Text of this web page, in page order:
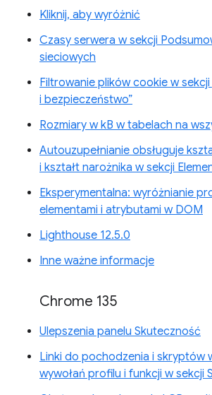
Kliknij, aby wyróżnić
Czasy serwera w sekcji
sieciowych
Filtrowanie plików cookie w
i bezpieczeństwo”
Rozmiary w kB w tabelach na
Autouzupełnianie obsługuje
i kształt narożnika w sekcji
Eksperymentalna: wyróżnianie
elementami i atrybutami w DOM
Lighthouse 12.5.0
Inne ważne informacje
Chrome 135
Ulepszenia panelu Skuteczność
Linki do pochodzenia i skryptów
wywołań profilu i funkcji w sekcji